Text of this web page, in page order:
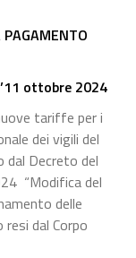
ottobre 2024
tariffe per i
dei vigili del
dal Decreto del
“Modifica del
delle
dal Corpo